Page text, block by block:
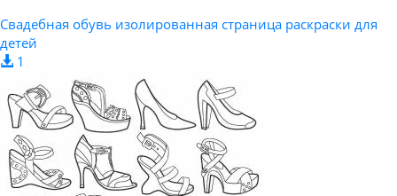
Свадебная обувь изолированная страница раскраски для
детей
1